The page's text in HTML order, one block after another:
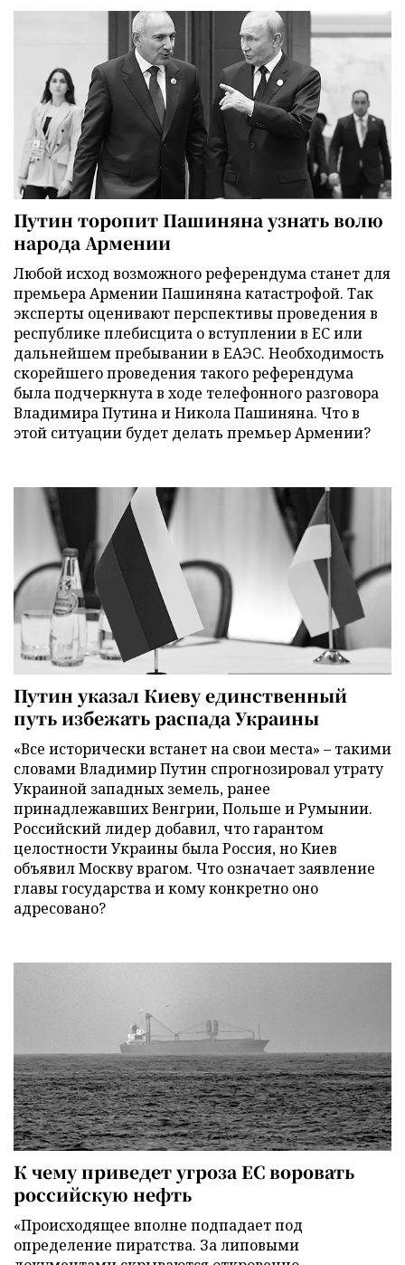
Путин торопит Пашиняна узнать волю
народа Армении
Любой исход возможного референдума станет для
премьера Армении Пашиняна катастрофой. Так
эксперты оценивают перспективы проведения в
республике плебисцита о вступлении в ЕС или
дальнейшем пребывании в ЕАЭС. Необходимость
скорейшего проведения такого референдума
была подчеркнута в ходе телефонного разговора
Владимира Путина и Никола Пашиняна. Что в
этой ситуации будет делать премьер Армении?
Путин указал Киеву единственный
путь избежать распада Украины
«Все исторически встанет на свои места» – такими
словами Владимир Путин спрогнозировал утрату
Украиной западных земель, ранее
принадлежавших Венгрии, Польше и Румынии.
Российский лидер добавил, что гарантом
целостности Украины была Россия, но Киев
объявил Москву врагом. Что означает заявление
главы государства и кому конкретно оно
адресовано?
К чему приведет угроза ЕС воровать
российскую нефть
«Происходящее вполне подпадает под
определение пиратства. За липовыми